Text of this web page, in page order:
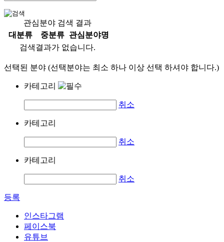
관심분야 검색 결과
대분류
중분류
관심분야명
검색결과가 없습니다.
선택된 분야 (선택분야는 최소 하나 이상 선택 하셔야 합니다.)
카테고리
취소
카테고리
취소
카테고리
취소
등록
인스타그램
페이스북
유튜브